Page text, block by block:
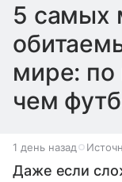
5 самых
мире:
чем
1 день назад
Даже если